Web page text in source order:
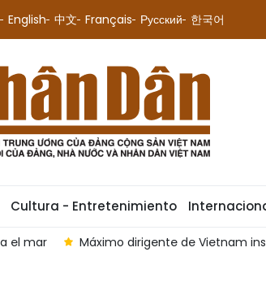
English 中文 Français Русский 한국어
Cultura - Entretenimiento
Máximo dirigente de Vietnam insta a